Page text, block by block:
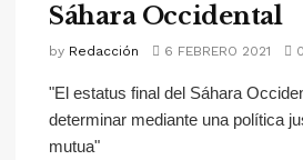
Sáhara Occidental
by Redacción 6 FEBRERO 2021 0
"El estatus final del Sáhara
determinar mediante una política
mutua"